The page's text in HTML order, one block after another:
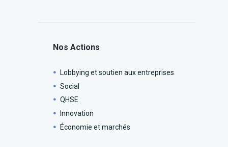
Nos Actions
Lobbying et soutien aux entreprises
Social
QHSE
Innovation
Économie et marchés